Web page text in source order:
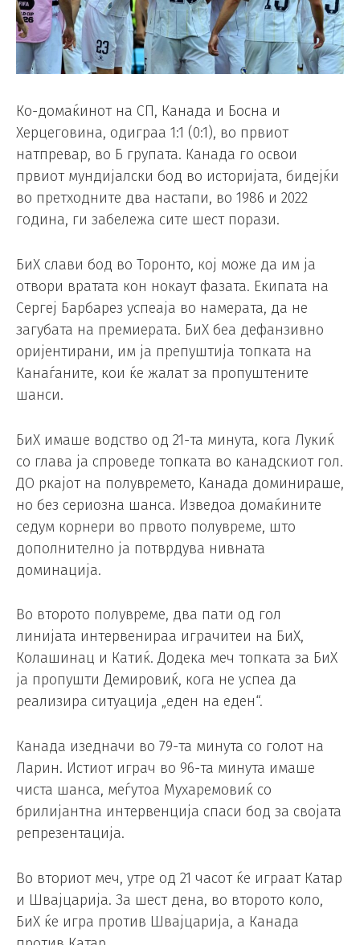
Ко-домаќинот на СП, Канада и Босна и
Херцеговина, одиграа 1:1 (0:1), во првиот
натпревар, во Б групата. Канада го освои
првиот мундијалски бод во историјата, бидејќи
во претходните два настапи, во 1986 и 2022
година, ги забележа сите шест порази.
БиХ слави бод во Торонто, кој може да им ја
отвори вратата кон нокаут фазата. Екипата на
Сергеј Барбарез успеаја во намерата, да не
загубата на премиерата. БиХ беа дефанзивно
оријентирани, им ја препуштија топката на
Канаѓаните, кои ќе жалат за пропуштените
шанси.
БиХ имаше водство од 21-та минута, кога Лукиќ
со глава ја спроведе топката во канадскиот гол.
ДО ркајот на полувремето, Канада доминираше,
но без сериозна шанса. Изведоа домаќините
седум корнери во првото полувреме, што
дополнително ја потврдува нивната
доминација.
Во второто полувреме, два пати од гол
линијата интервенираа играчитеи на БиХ,
Колашинац и Катиќ. Додека меч топката за БиХ
ја пропушти Демировиќ, кога не успеа да
реализира ситуација „еден на еден“.
Канада изедначи во 79-та минута со голот на
Ларин. Истиот играч во 96-та минута имаше
чиста шанса, меѓутоа Мухаремовиќ со
брилијантна интервенција спаси бод за својата
репрезентација.
Во вториот меч, утре од 21 часот ќе играат Катар
и Швајцарија. За шест дена, во второто коло,
БиХ ќе игра против Швајцарија, а Канада